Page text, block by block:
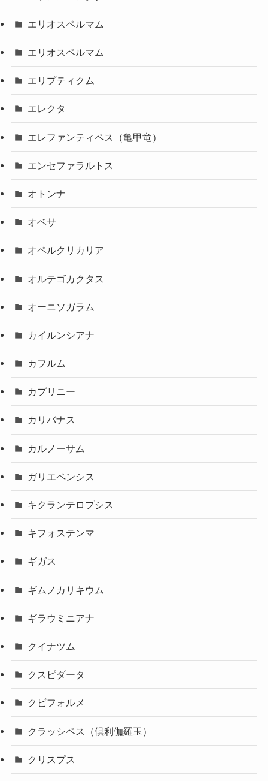
エリオスペルマム
エリオスペルマム
エリプティクム
エレクタ
エレファンティペス（亀甲竜）
エンセファラルトス
オトンナ
オベサ
オペルクリカリア
オルテゴカクタス
オーニソガラム
カイルンシアナ
カフルム
カプリニー
カリバナス
カルノーサム
ガリエペンシス
キクランテロプシス
キフォステンマ
ギガス
ギムノカリキウム
ギラウミニアナ
クイナツム
クスピダータ
クビフォルメ
クラッシペス（倶利伽羅玉）
クリスプス